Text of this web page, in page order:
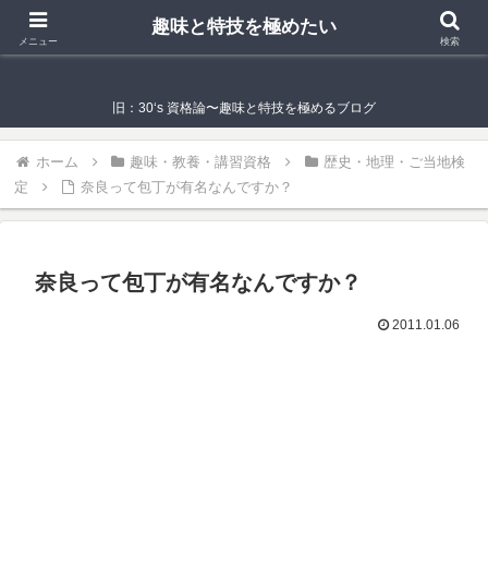
趣味と特技を極めたい
旧：30‘s 資格論〜趣味と特技を極めるブログ
ホーム 趣味・教養・講習資格
歴史・地理・ご当地検
定
奈良って包丁が有名なんですか？
奈良って包丁が有名なんですか？
2011.01.06
メニュー
趣味と特技を極めたい
検索